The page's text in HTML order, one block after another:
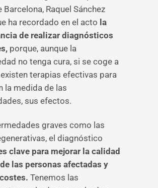
Barcelona, Raquel Sánchez
ha recordado en el acto la
de realizar diagnósticos
porque, aunque la
no tenga cura, si se coge a
terapias efectivas para
la medida de las
sus efectos.
graves como las
el diagnóstico
clave para mejorar la calidad
las personas afectadas y
Tenemos las